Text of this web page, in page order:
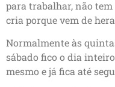
para trabalhar, não
cria porque vem de
Normalmente às
sábado fico o dia
mesmo e já fica até